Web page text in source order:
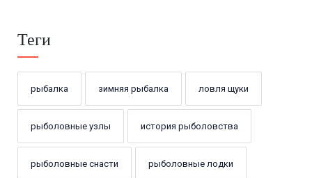
Теги
рыбалка зимняя рыбалка ловля щуки
рыболовные узлы история рыболовства
рыболовные снасти рыболовные лодки